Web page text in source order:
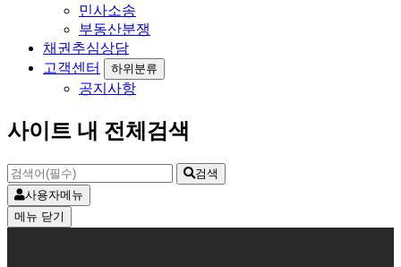
민사소송
부동산분쟁
채권추심상담
고객센터
하위분류
공지사항
사이트 내 전체검색
검색
사용자메뉴
메뉴 닫기